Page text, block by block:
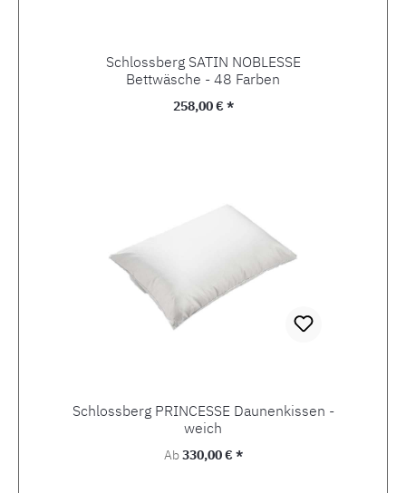
Schlossberg SATIN NOBLESSE
Bettwäsche - 48 Farben
Regulärer Preis:
258,00 € *
Schlossberg PRINCESSE Daunenkissen -
weich
Regulärer Preis:
Ab330,00 € *